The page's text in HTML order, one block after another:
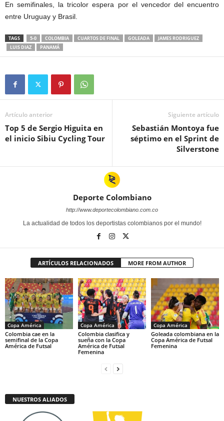
En semifinales, la tricolor espera por el vencedor del encuentro
entre Uruguay y Brasil.
TAGS 5-0 COLOMBIA CUARTOS DE FINAL GOLEADA
JAMES RODRIGUEZ
LUIS DIAZ
PANAMÁ
Artículo anterior
Top 5 de Sergio Higuita en
el inicio Sibiu Cycling Tour
Siguiente artículo
Sebastián Montoya fue
séptimo en el Sprint de
Silverstone
Deporte Colombiano
http://www.deportecolombiano.com.co
La actualidad de todos los deportistas colombianos por el mundo!
ARTÍCULOS RELACIONADOS MORE FROM AUTHOR
Copa América
Colombia cae en la
semifinal de la Copa
América de Futsal
Copa América
Colombia clasifica y
sueña con la Copa
América de Futsal
Femenina
Copa América
Goleada colombiana en la
Copa América de Futsal
Femenina
NUESTROS ALIADOS